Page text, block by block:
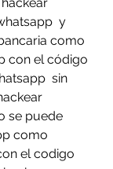
y
como
con el código
sin
se puede
como
el codigo